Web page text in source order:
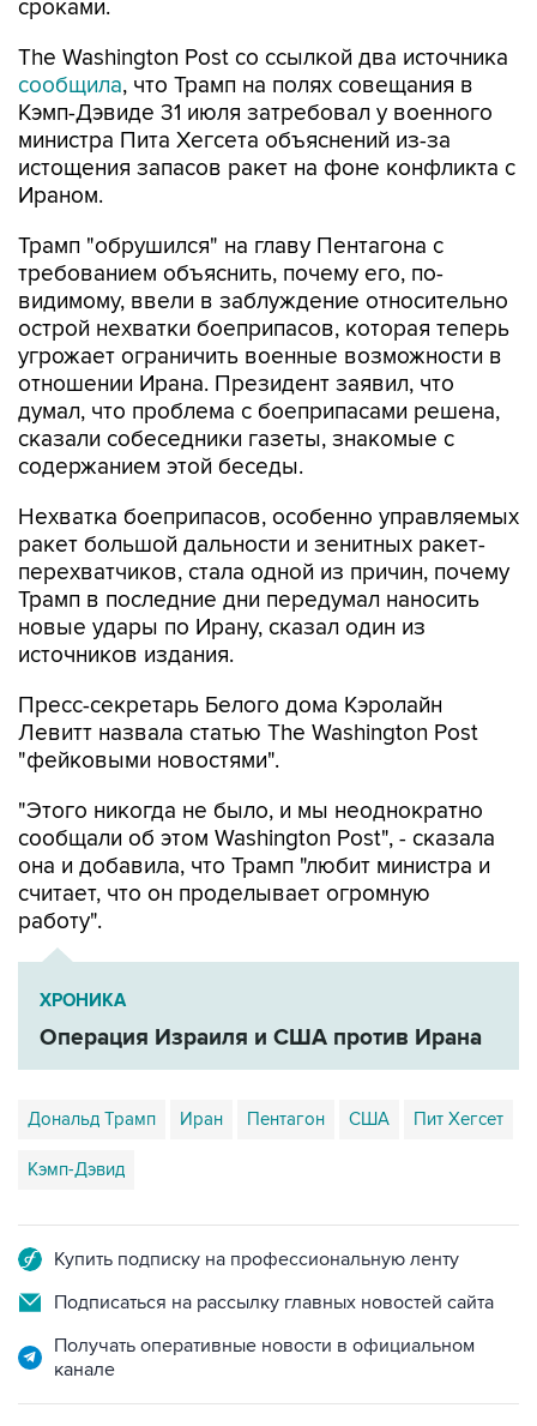
сроками.
The Washington Post со ссылкой два источника
сообщила, что Трамп на полях совещания в
Кэмп-Дэвиде 31 июля затребовал у военного
министра Пита Хегсета объяснений из-за
истощения запасов ракет на фоне конфликта с
Ираном.
Трамп "обрушился" на главу Пентагона с
требованием объяснить, почему его, по-
видимому, ввели в заблуждение относительно
острой нехватки боеприпасов, которая теперь
угрожает ограничить военные возможности в
отношении Ирана. Президент заявил, что
думал, что проблема с боеприпасами решена,
сказали собеседники газеты, знакомые с
содержанием этой беседы.
Нехватка боеприпасов, особенно управляемых
ракет большой дальности и зенитных ракет-
перехватчиков, стала одной из причин, почему
Трамп в последние дни передумал наносить
новые удары по Ирану, сказал один из
источников издания.
Пресс-секретарь Белого дома Кэролайн
Левитт назвала статью The Washington Post
"фейковыми новостями".
"Этого никогда не было, и мы неоднократно
сообщали об этом Washington Post", - сказала
она и добавила, что Трамп "любит министра и
считает, что он проделывает огромную
работу".
ХРОНИКА
Операция Израиля и США против Ирана
Дональд Трамп Иран Пентагон США Пит Хегсет
Кэмп-Дэвид
Купить подписку на профессиональную ленту
Подписаться на рассылку главных новостей сайта
Получать оперативные новости в официальном
канале